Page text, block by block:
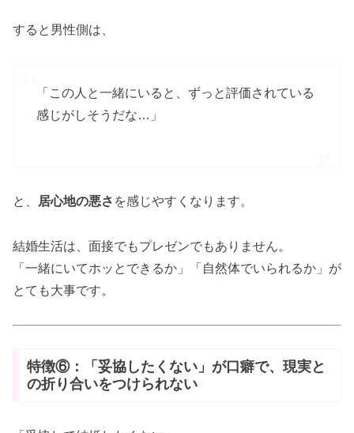
すると男性側は、
「この人と一緒にいると、ずっと評価されている
感じがしそうだな…」
と、 居心地の悪さ を感じやすくなります。
結婚生活は、面接でもプレゼンでもありません。
「一緒にいてホッとできるか」「自然体でいられるか」が
とても大事です。
特徴⑥：「妥協したくない」が口癖で、現実と
の折り合いをつけられない